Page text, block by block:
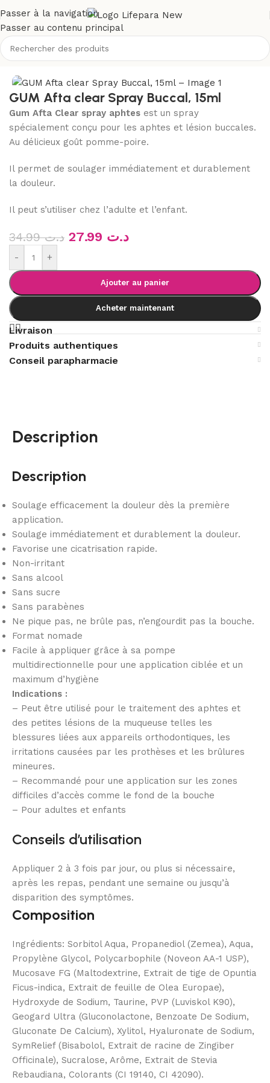
Passer à la navigation
Passer au contenu principal
Soins buccodentaires/Bain de bouche et solution gingivale
GUM Afta clear Spray Buccal, 15ml
Gum Afta Clear spray aphtes est un spray
spécialement conçu pour les aphtes et lésion buccales.
Au délicieux goût pomme-poire.
Il permet de soulager immédiatement et durablement
la douleur.
Il peut s’utiliser chez l’adulte et l’enfant.
د.ت34.99 د.ت
- +
Ajouter au panier
Acheter maintenant
Livraison
Produits authentiques
Conseil parapharmacie
Description
Description
Soulage efficacement la douleur dès la première
application.
Soulage immédiatement et durablement la douleur.
Favorise une cicatrisation rapide.
Non-irritant
Sans alcool
Sans sucre
Sans parabènes
Ne pique pas, ne brûle pas, n’engourdit pas la bouche.
Format nomade
Facile à appliquer grâce à sa pompe
multidirectionnelle pour une application ciblée et un
maximum d’hygiène
Indications :
– Peut être utilisé pour le traitement des aphtes et
des petites lésions de la muqueuse telles les
blessures liées aux appareils orthodontiques, les
irritations causées par les prothèses et les brûlures
mineures.
– Recommandé pour une application sur les zones
difficiles d’accès comme le fond de la bouche
– Pour adultes et enfants
Conseils d’utilisation
Appliquer 2 à 3 fois par jour, ou plus si nécessaire,
après les repas, pendant une semaine ou jusqu’à
disparition des symptômes.
Composition
Ingrédients: Sorbitol Aqua, Propanediol (Zemea), Aqua,
Propylène Glycol, Polycarbophile (Noveon AA-1 USP),
Mucosave FG (Maltodextrine, Extrait de tige de Opuntia
Ficus-indica, Extrait de feuille de Olea Europae),
Hydroxyde de Sodium, Taurine, PVP (Luviskol K90),
Geogard Ultra (Gluconolactone, Benzoate De Sodium,
Gluconate De Calcium), Xylitol, Hyaluronate de Sodium,
SymRelief (Bisabolol, Extrait de racine de Zingiber
Officinale), Sucralose, Arôme, Extrait de Stevia
Rebaudiana, Colorants (CI 19140, CI 42090).